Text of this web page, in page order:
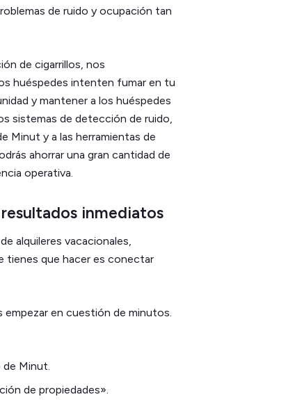
de ruido y ocupación tan
de cigarrillos, nos
huéspedes intenten fumar en tu
y mantener a los huéspedes
sistemas de detección de ruido,
Minut y a las herramientas de
ahorrar una gran cantidad de
operativa.
inmediatos
alquileres vacacionales,
tienes que hacer es conectar
empezar en cuestión de minutos.
de Minut.
de propiedades».